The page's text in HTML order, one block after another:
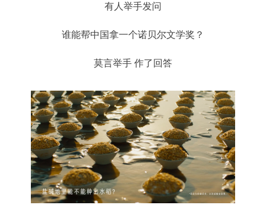
有人举手发问
谁能帮中国拿一个诺贝尔文学奖？
莫言举手 作了回答